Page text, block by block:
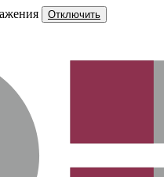
Отключить